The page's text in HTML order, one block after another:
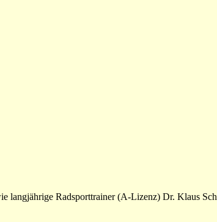
langjährige Radsporttrainer (A-Lizenz) Dr. Klaus